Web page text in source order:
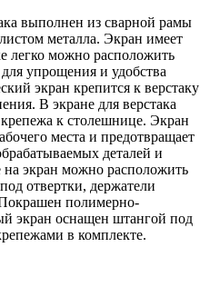
выполнен из сварной рамы
металла. Экран имеет
легко можно расположить
упрощения и удобства
экран крепится к верстаку
В экране для верстака
к столешнице. Экран
места и предотвращает
деталей и
на экран можно расположить
отвертки, держатели
полимерно-
экран оснащен штангой под
в комплекте.